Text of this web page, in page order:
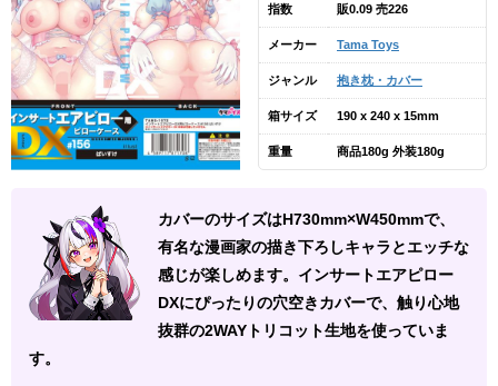
指数 販0.09 売226
メーカー Tama Toys
ジャンル 抱き枕・カバー
箱サイズ 190 x 240 x 15mm
重量 商品180g 外装180g
カバーのサイズはH730mm×W450mmで、
有名な漫画家の描き下ろしキャラとエッチな
感じが楽しめます。インサートエアピロー
DXにぴったりの穴空きカバーで、触り心地
抜群の2WAYトリコット生地を使っていま
す。